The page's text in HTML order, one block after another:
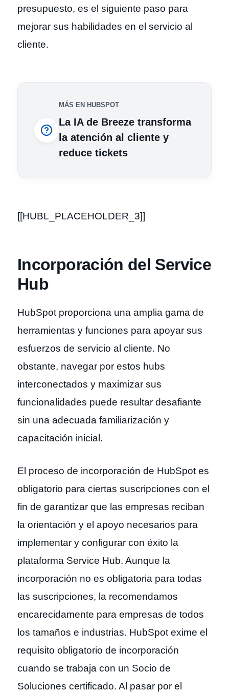
presupuesto, es el siguiente paso para
mejorar sus habilidades en el servicio al
cliente.
MÁS EN HUBSPOT
La IA de Breeze transforma
la atención al cliente y
reduce tickets
[[HUBL_PLACEHOLDER_3]]
Incorporación del Service
Hub
HubSpot proporciona una amplia gama de
herramientas y funciones para apoyar sus
esfuerzos de servicio al cliente. No
obstante, navegar por estos hubs
interconectados y maximizar sus
funcionalidades puede resultar desafiante
sin una adecuada familiarización y
capacitación inicial.
El proceso de incorporación de HubSpot es
obligatorio para ciertas suscripciones con el
fin de garantizar que las empresas reciban
la orientación y el apoyo necesarios para
implementar y configurar con éxito la
plataforma Service Hub. Aunque la
incorporación no es obligatoria para todas
las suscripciones, la recomendamos
encarecidamente para empresas de todos
los tamaños e industrias. HubSpot exime el
requisito obligatorio de incorporación
cuando se trabaja con un Socio de
Soluciones certificado. Al pasar por el